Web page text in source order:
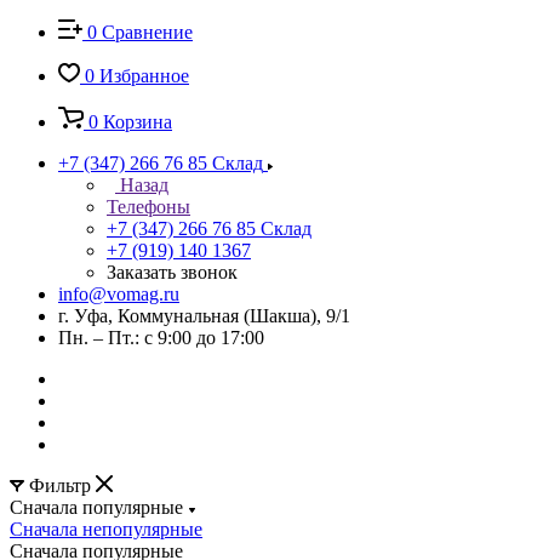
0 Сравнение
0 Избранное
0 Корзина
+7 (347) 266 76 85 Склад
Назад
Телефоны
+7 (347) 266 76 85 Склад
+7 (919) 140 1367
Заказать звонок
info@vomag.ru
г. Уфа, Коммунальная (Шакша), 9/1
Пн. – Пт.: с 9:00 до 17:00
Фильтр
Сначала популярные
Сначала непопулярные
Сначала популярные